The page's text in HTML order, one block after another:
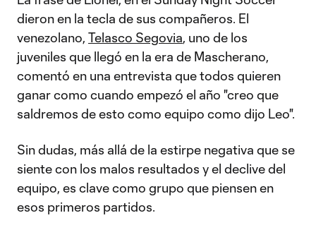
dieron en la tecla de sus compañeros. El
venezolano, Telasco Segovia, uno de los
juveniles que llegó en la era de Mascherano,
comentó en una entrevista que todos quieren
ganar como cuando empezó el año "creo que
saldremos de esto como equipo como dijo Leo".
Sin dudas, más allá de la estirpe negativa que se
siente con los malos resultados y el declive del
equipo, es clave como grupo que piensen en
esos primeros partidos.